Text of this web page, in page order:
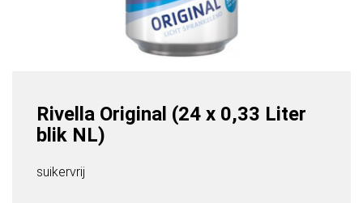
Rivella Original (24 x 0,33 Liter
blik NL)
suikervrij